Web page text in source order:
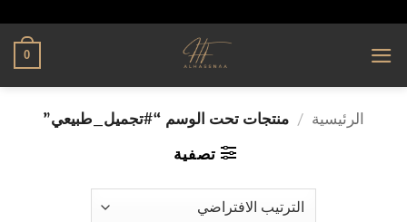
0
الرئيسية / منتجات تحت الوسم “#تجميل_طبيعي”
تصفية